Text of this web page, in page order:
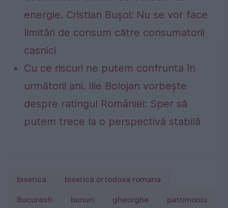
energie. Cristian Bușoi: Nu se vor face
limitări de consum către consumatorii
casnici
Cu ce riscuri ne putem confrunta în
următorii ani. Ilie Bolojan vorbește
despre ratingul României: Sper să
putem trece la o perspectivă stabilă
biserica biserica ortodoxa romana
Bucuresti bunuri gheorghe patrimoniu